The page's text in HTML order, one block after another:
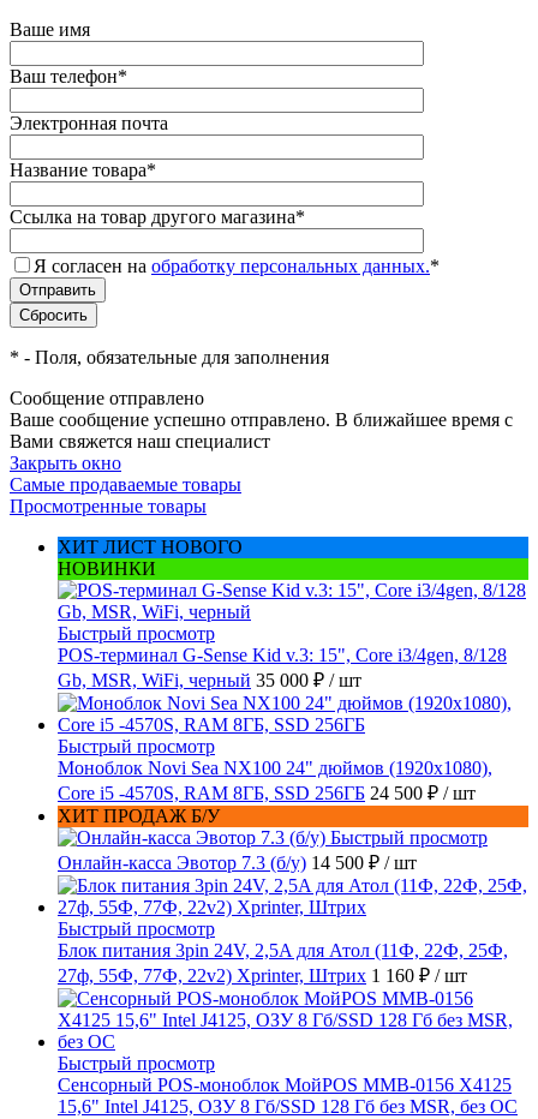
Ваше имя
Ваш телефон*
Электронная почта
Название товара*
Ссылка на товар другого магазина*
Я согласен на обработку персональных данных.*
* - Поля, обязательные для заполнения
Сообщение отправлено
Ваше сообщение успешно отправлено. В ближайшее время с
Вами свяжется наш специалист
Закрыть окно
Самые продаваемые товары
Просмотренные товары
ХИТ ЛИСТ НОВОГО
НОВИНКИ
Быстрый просмотр
POS-терминал G-Sense Kid v.3: 15", Core i3/4gen, 8/128
Gb, MSR, WiFi, черный 35 000 ₽ / шт
Быстрый просмотр
Моноблок Novi Sea NX100 24" дюймов (1920x1080),
Core i5 -4570S, RAM 8ГБ, SSD 256ГБ 24 500 ₽ / шт
ХИТ ПРОДАЖ Б/У
Быстрый просмотр
Онлайн-касса Эвотор 7.3 (б/у) 14 500 ₽ / шт
Быстрый просмотр
Блок питания 3pin 24V, 2,5A для Атол (11Ф, 22Ф, 25Ф,
27ф, 55Ф, 77Ф, 22v2) Xprinter, Штрих 1 160 ₽ / шт
Быстрый просмотр
Сенсорный POS-моноблок МойPOS MMB-0156 X4125
15,6" Intel J4125, ОЗУ 8 Гб/SSD 128 Гб без MSR, без ОС